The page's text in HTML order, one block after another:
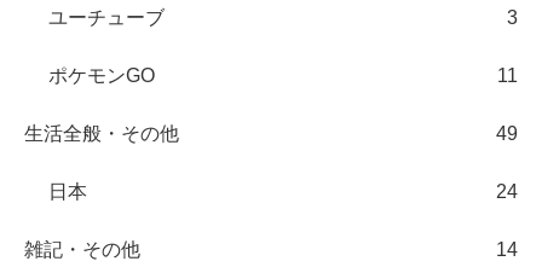
ユーチューブ 3
ポケモンGO 11
生活全般・その他 49
日本 24
雑記・その他 14